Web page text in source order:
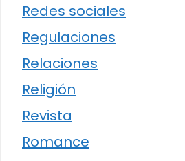
Redes sociales
Regulaciones
Relaciones
Religión
Revista
Romance